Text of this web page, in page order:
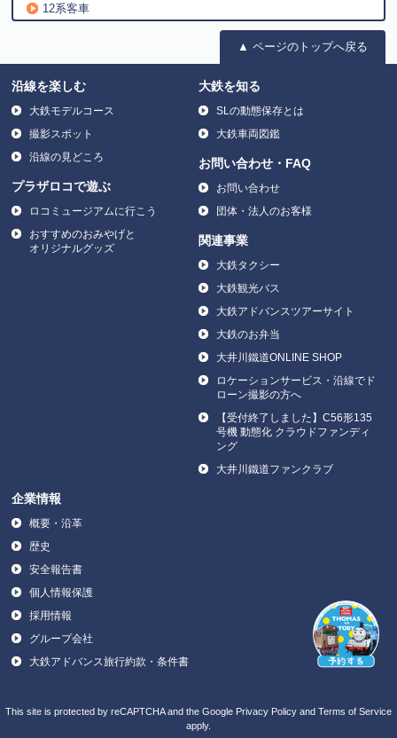
12系客車
▲ ページのトップへ戻る
沿線を楽しむ
大鉄モデルコース
撮影スポット
沿線の見どころ
プラザロコで遊ぶ
ロコミュージアムに行こう
おすすめのおみやげと
オリジナルグッズ
大鉄を知る
SLの動態保存とは
大鉄車両図鑑
お問い合わせ・FAQ
お問い合わせ
団体・法人のお客様
関連事業
大鉄タクシー
大鉄観光バス
大鉄アドバンスツアーサイト
大鉄のお弁当
大井川鐵道ONLINE SHOP
ロケーションサービス・沿線でド
ローン撮影の方へ
【受付終了しました】C56形135
号機 動態化 クラウドファンディ
ング
大井川鐵道ファンクラブ
企業情報
概要・沿革
歴史
安全報告書
個人情報保護
採用情報
グループ会社
大鉄アドバンス旅行約款・条件書
This site is protected by reCAPTCHA and the Google Privacy Policy and Terms of Service
apply.